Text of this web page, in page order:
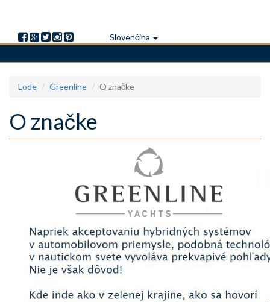
Skočiť
obsah
Slovenčina
Lode Greenline O značke
O značke